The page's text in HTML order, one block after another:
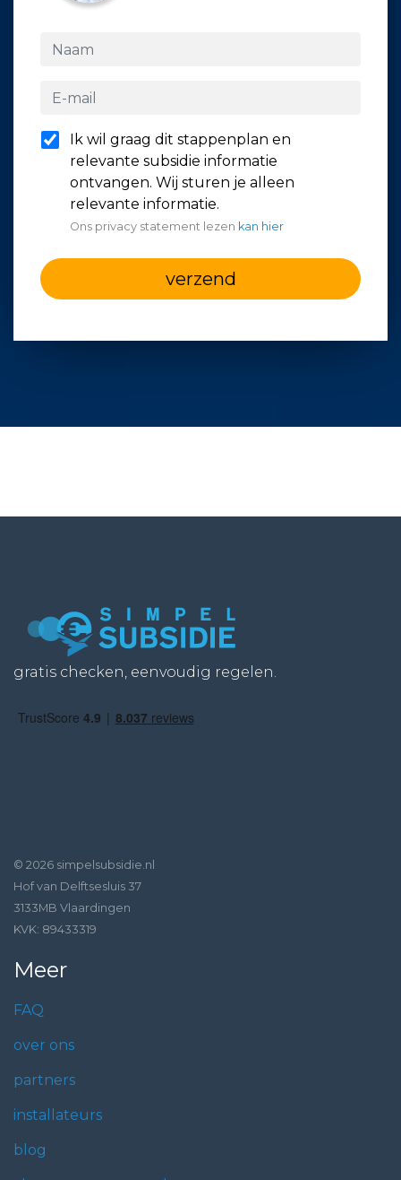
Ik wil graag dit stappenplan en
relevante subsidie informatie
ontvangen. Wij sturen je alleen
relevante informatie.
Ons privacy statement lezen kan hier
verzend
gratis checken, eenvoudig regelen.
© 2026 simpelsubsidie.nl
Hof van Delftsesluis 37
3133MB Vlaardingen
KVK: 89433319
Meer
FAQ
over ons
partners
installateurs
blog